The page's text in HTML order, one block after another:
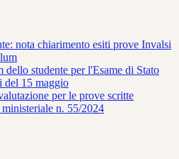
nota chiarimento esiti prove Invalsi
dello studente per l'Esame di Stato
del 15 maggio
per le prove scritte
n. 55/2024